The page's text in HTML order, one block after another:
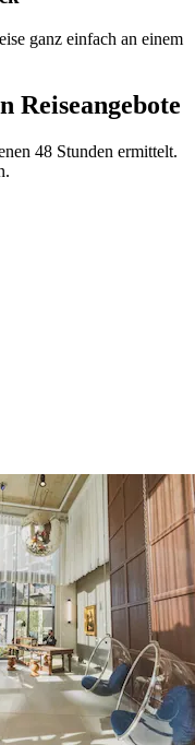
ganz einfach an einem
Reiseangebote
48 Stunden ermittelt.